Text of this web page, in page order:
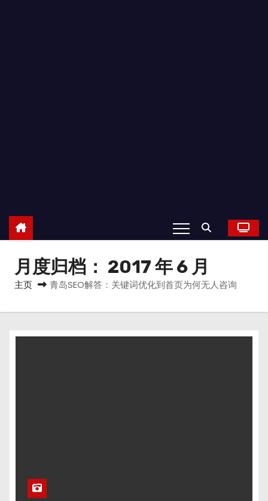
月度归档： 2017 年 6 月
主页 青岛SEO解答：关键词优化到首页为何无人咨询